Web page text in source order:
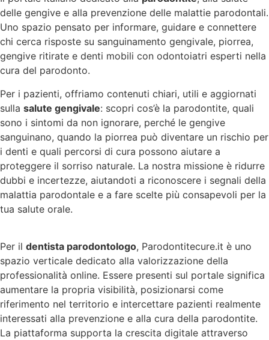
delle gengive e alla prevenzione delle malattie parodontali.
Uno spazio pensato per informare, guidare e connettere
chi cerca risposte su sanguinamento gengivale, piorrea,
gengive ritirate e denti mobili con odontoiatri esperti nella
cura del parodonto.
Per i pazienti, offriamo contenuti chiari, utili e aggiornati
sulla salute gengivale: scopri cos’è la parodontite, quali
sono i sintomi da non ignorare, perché le gengive
sanguinano, quando la piorrea può diventare un rischio per
i denti e quali percorsi di cura possono aiutare a
proteggere il sorriso naturale. La nostra missione è ridurre
dubbi e incertezze, aiutandoti a riconoscere i segnali della
malattia parodontale e a fare scelte più consapevoli per la
tua salute orale.
Per il dentista parodontologo, Parodontitecure.it è uno
spazio verticale dedicato alla valorizzazione della
professionalità online. Essere presenti sul portale significa
aumentare la propria visibilità, posizionarsi come
riferimento nel territorio e intercettare pazienti realmente
interessati alla prevenzione e alla cura della parodontite.
La piattaforma supporta la crescita digitale attraverso